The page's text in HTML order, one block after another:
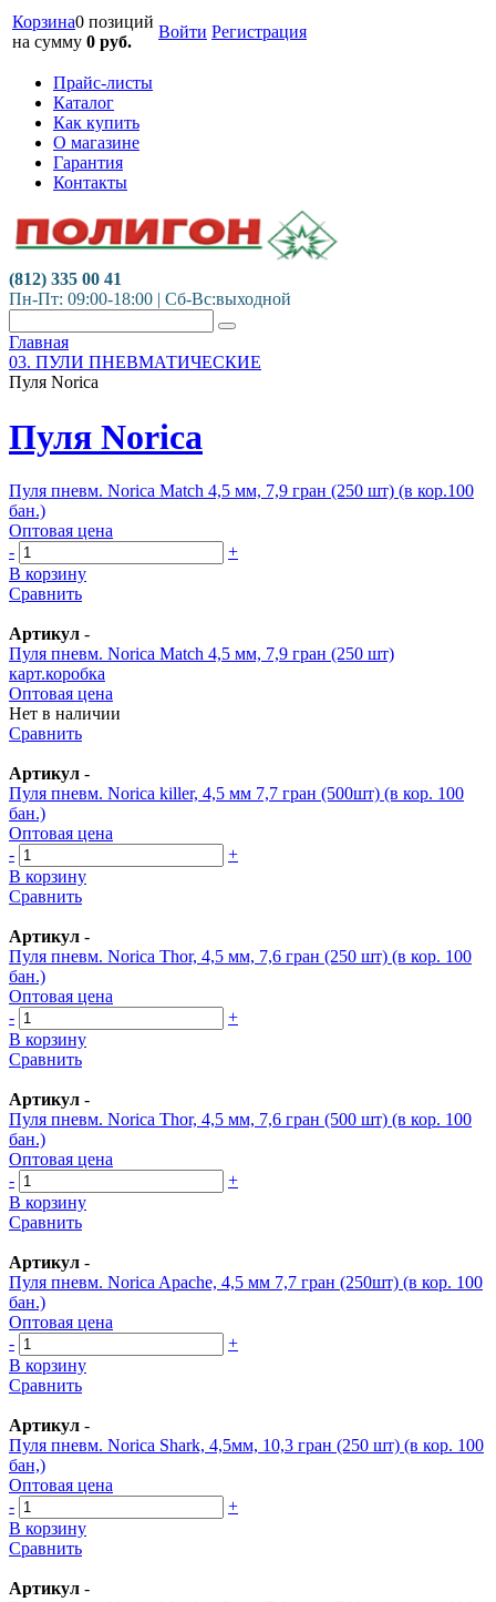
Корзина0 позиций
на сумму 0 руб.
Войти Регистрация
Прайс-листы
Каталог
Как купить
О магазине
Гарантия
Контакты
(812) 335 00 41
Пн-Пт: 09:00-18:00 | Сб-Вс:выходной
Главная
03. ПУЛИ ПНЕВМАТИЧЕСКИЕ
Пуля Norica
Пуля Norica
Пуля пневм. Norica Match 4,5 мм, 7,9 гран (250 шт) (в кор.100
бан.)
Оптовая цена
-
+
В корзину
Сравнить
Артикул -
Пуля пневм. Norica Match 4,5 мм, 7,9 гран (250 шт)
карт.коробка
Оптовая цена
Нет в наличии
Сравнить
Артикул -
Пуля пневм. Norica killer, 4,5 мм 7,7 гран (500шт) (в кор. 100
бан.)
Оптовая цена
-
+
В корзину
Сравнить
Артикул -
Пуля пневм. Norica Thor, 4,5 мм, 7,6 гран (250 шт) (в кор. 100
бан.)
Оптовая цена
-
+
В корзину
Сравнить
Артикул -
Пуля пневм. Norica Thor, 4,5 мм, 7,6 гран (500 шт) (в кор. 100
бан.)
Оптовая цена
-
+
В корзину
Сравнить
Артикул -
Пуля пневм. Norica Apache, 4,5 мм 7,7 гран (250шт) (в кор. 100
бан.)
Оптовая цена
-
+
В корзину
Сравнить
Артикул -
Пуля пневм. Norica Shark, 4,5мм, 10,3 гран (250 шт) (в кор. 100
бан,)
Оптовая цена
-
+
В корзину
Сравнить
Артикул -